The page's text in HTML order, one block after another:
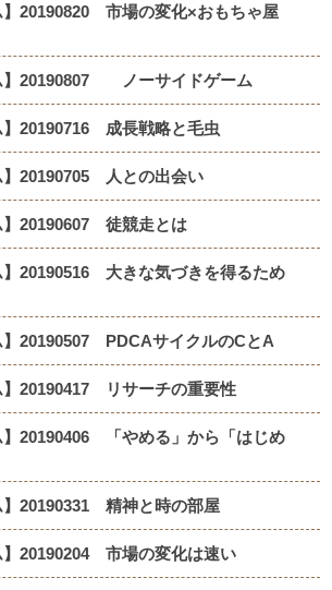
】20190820 市場の変化×おもちゃ屋
】20190807 ノーサイドゲーム
】20190716 成長戦略と毛虫
】20190705 人との出会い
】20190607 徒競走とは
】20190516 大きな気づきを得るため
】20190507 PDCAサイクルのCとA
】20190417 リサーチの重要性
】20190406 「やめる」から「はじめ
】20190331 精神と時の部屋
】20190204 市場の変化は速い